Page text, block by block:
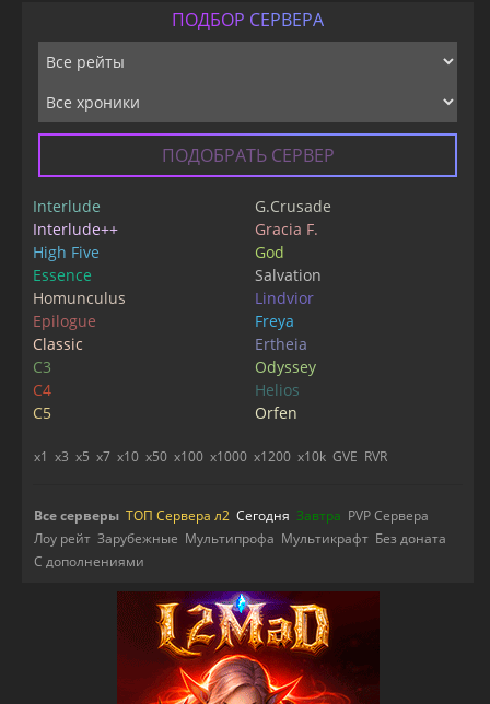
ПОДБОР СЕРВЕРА
ПОДОБРАТЬ СЕРВЕР
Interlude
Interlude++
High Five
Essence
Homunculus
Epilogue
Classic
C3
C4
C5
G.Crusade
Gracia F.
God
Salvation
Lindvior
Freya
Ertheia
Odyssey
Helios
Orfen
x1 x3 x5 x7 x10 x50 x100 x1000 x1200 x10k GVE RVR
Все серверы ТОП Сервера л2 Сегодня Завтра PVP Сервера
Лоу рейт Зарубежные Мультипрофа Мультикрафт Без доната
С дополнениями